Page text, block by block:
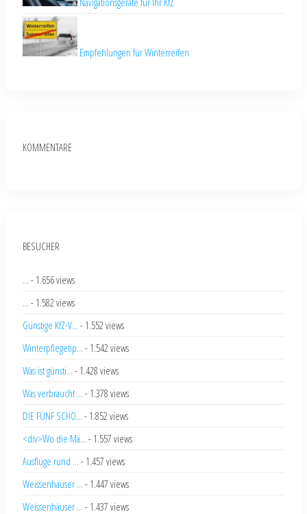
Empfehlungen für Winterreifen
KOMMENTARE
BESUCHER
... - 1.656 views
... - 1.582 views
Günstige KfZ-V... - 1.552 views
Winterpflegetip... - 1.542 views
Was ist günsti... - 1.428 views
Was verbraucht ... - 1.378 views
DIE FÜNF SCHÖ... - 1.852 views
<div>Wo die Mä... - 1.557 views
Ausflüge rund ... - 1.457 views
Weissenhäuser ... - 1.447 views
Weissenhäuser ... - 1.437 views